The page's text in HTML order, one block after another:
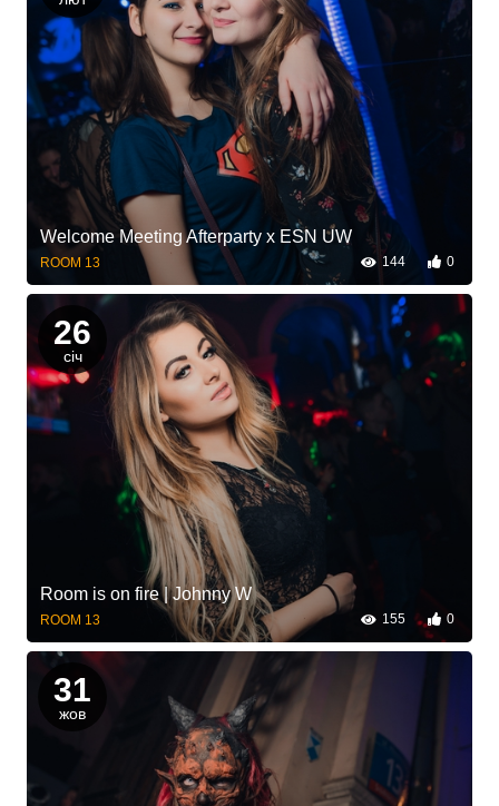
Welcome Meeting Afterparty x ESN UW
ROOM 13 144 0
26
січ
Room is on fire | Johnny W
ROOM 13 155 0
31
жов